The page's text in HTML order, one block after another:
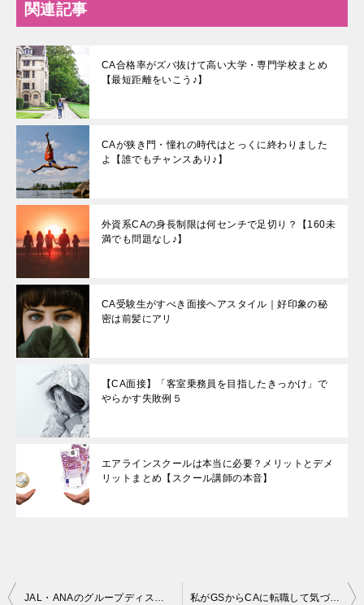
関連記事
CA合格率がズバ抜けて高い大学・専門学校まとめ
【最短距離をいこう♪】
CAが狭き門・憧れの時代はとっくに終わりました
よ【誰でもチャンスあり♪】
外資系CAの身長制限は何センチで足切り？【160未
満でも問題なし♪】
CA受験生がすべき面接ヘアスタイル｜好印象の秘
密は前髪にアリ
【CA面接】「客室乗務員を目指したきっかけ」で
やらかす失敗例５
エアラインスクールは本当に必要？メリットとデメ
リットまとめ【スクール講師の本音】
投
JAL・ANAのグループディスカッションでの心得え・注意点まとめ 私がGSからCAに転職して気づいたこと３つ【お給料・やりがい・適正を比較してみた】